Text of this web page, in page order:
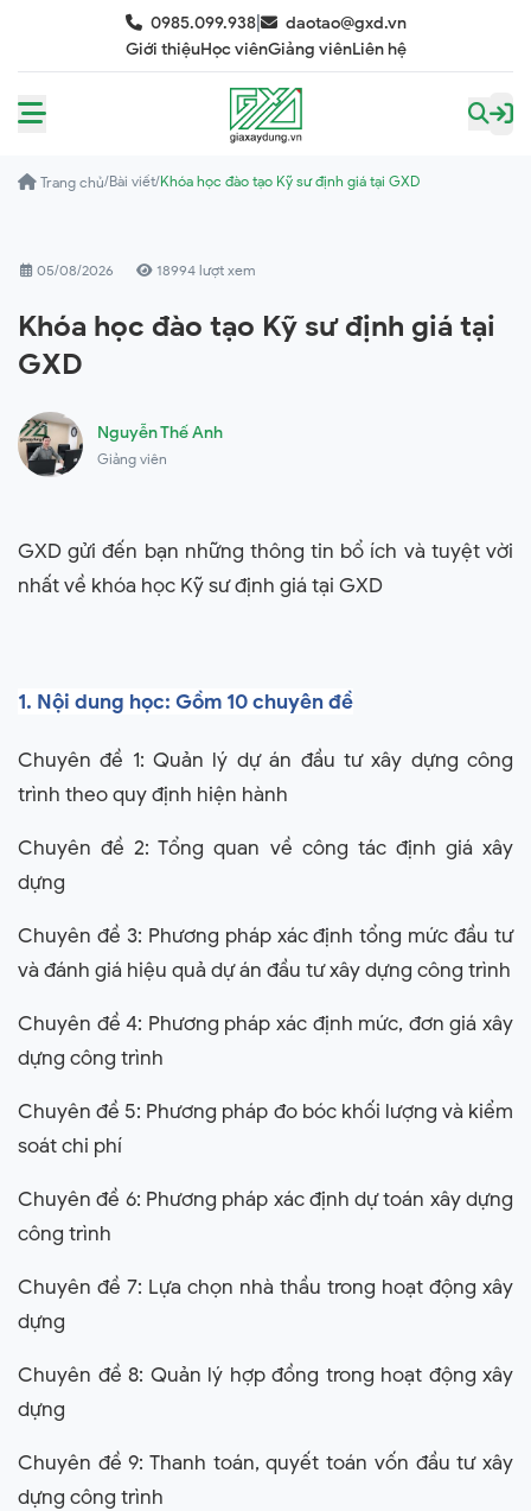
0985.099.938|
daotao@gxd.vn
Giới thiệuHọc viênGiảng viênLiên hệ
Trang chủ/Bài viết/Khóa học đào tạo Kỹ sư định giá tại GXD
05/08/2026 18994 lượt xem
Khóa học đào tạo Kỹ sư định giá tại
GXD
Nguyễn Thế Anh
Giảng viên
GXD gửi đến bạn những thông tin bổ ích và tuyệt vời
nhất về khóa học Kỹ sư định giá tại GXD
1. Nội dung học: Gồm 10 chuyên đề
Chuyên đề 1: Quản lý dự án đầu tư xây dựng công
trình theo quy định hiện hành
Chuyên đề 2: Tổng quan về công tác định giá xây
dựng
Chuyên đề 3: Phương pháp xác định tổng mức đầu tư
và đánh giá hiệu quả dự án đầu tư xây dựng công trình
Chuyên đề 4: Phương pháp xác định mức, đơn giá xây
dựng công trình
Chuyên đề 5: Phương pháp đo bóc khối lượng và kiểm
soát chi phí
Chuyên đề 6: Phương pháp xác định dự toán xây dựng
công trình
Chuyên đề 7: Lựa chọn nhà thầu trong hoạt động xây
dựng
Chuyên đề 8: Quản lý hợp đồng trong hoạt động xây
dựng
Chuyên đề 9: Thanh toán, quyết toán vốn đầu tư xây
dựng công trình